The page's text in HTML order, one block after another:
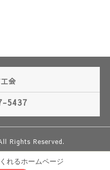
会
5437
Rights Reserved.
れるホームページ